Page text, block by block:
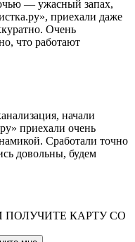
— ужасный запах,
приехали даже
Очень
что работают
начали
приехали очень
Сработали точно
довольны, будем
ПОЛУЧИТЕ КАРТУ СО